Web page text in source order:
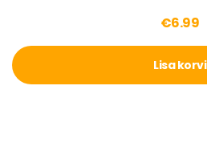
€6.99
Lisa korvi